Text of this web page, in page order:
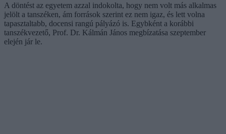
A döntést az egyetem azzal indokolta, hogy nem volt más alkalmas
jelölt a tanszéken, ám források szerint ez nem igaz, és lett volna
tapasztaltabb, docensi rangú pályázó is. Egybként a korábbi
tanszékvezető, Prof. Dr. Kálmán János megbízatása szeptember
elején jár le.